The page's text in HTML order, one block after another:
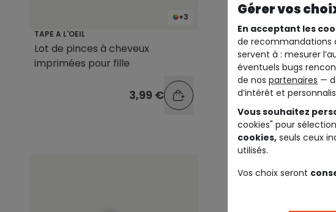
+3
TAPE A L'OEIL
Lot de pinces à cheveux
imprimées pour fille
3,99 €
TAPE A L'OEIL
Lot de 2 pinces fille
imprimé léopard
Gérer vos
En acceptant les
de recommandations
servent à : mesurer
éventuels bugs
de nos partenaires —
d’intérêt et
Vous souhaitez
cookies" pour
cookies, seuls ceux
utilisés.
Vos choix seront